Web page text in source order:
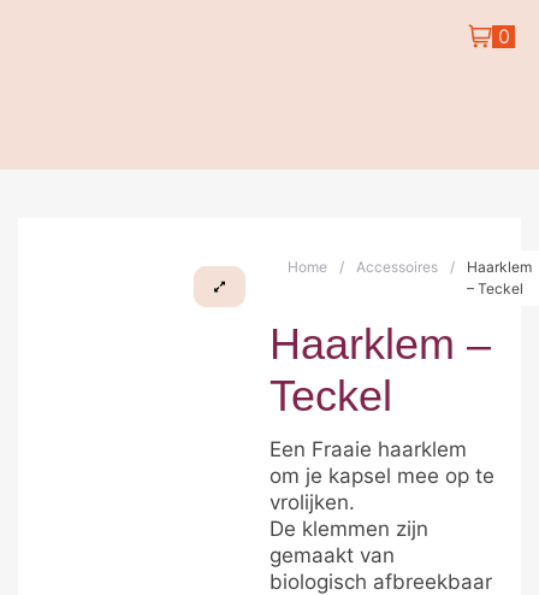
0
Home / Accessoires /
Haarklem
– Teckel
Haarklem –
Teckel
Een Fraaie haarklem
om je kapsel mee op te
vrolijken.
De klemmen zijn
gemaakt van
biologisch afbreekbaar